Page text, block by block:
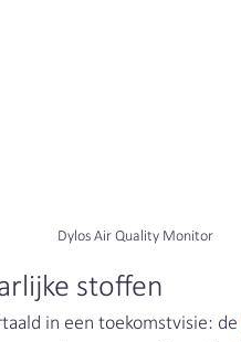
Dylos Air Quality Monitor
stoffen
in een toekomstvisie: de